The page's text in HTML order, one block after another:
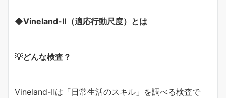
◆Vineland-Ⅱ（適応行動尺度）とは
💡どんな検査？
Vineland-Ⅱは「日常生活のスキル」を調べる検査で